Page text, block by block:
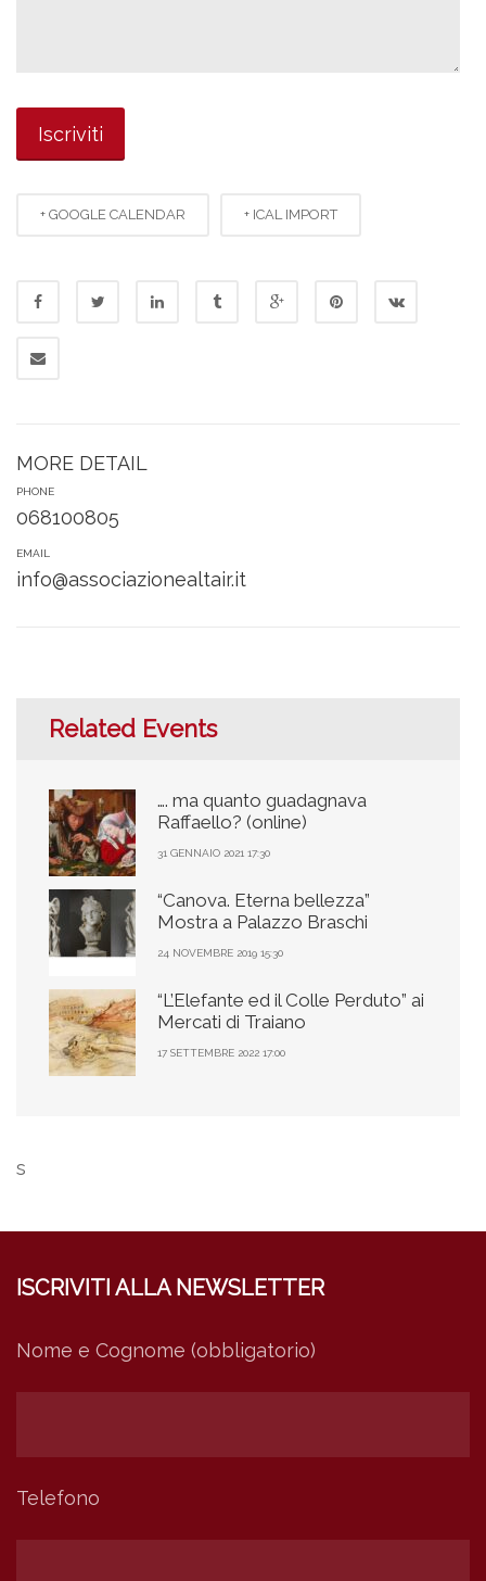
+ GOOGLE CALENDAR + ICAL IMPORT
MORE DETAIL
PHONE
068100805
EMAIL
info@associazionealtair.it
Related Events
…. ma quanto guadagnava
Raffaello? (online)
31 GENNAIO 2021 17:30
“Canova. Eterna bellezza”
Mostra a Palazzo Braschi
24 NOVEMBRE 2019 15:30
“L’Elefante ed il Colle Perduto” ai
Mercati di Traiano
17 SETTEMBRE 2022 17:00
s
ISCRIVITI ALLA NEWSLETTER
Nome e Cognome (obbligatorio)
Telefono